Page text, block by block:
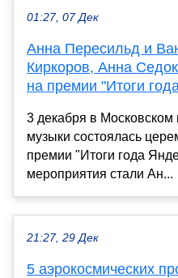
01:27, 07 Дек
Анна Пересильд и
Киркоров, Анна
на премии "Итоги
3 декабря в
музыки состоялась
премии "Итоги года
мероприятия стали Ан...
21:27, 29 Дек
5 аэрокосмических